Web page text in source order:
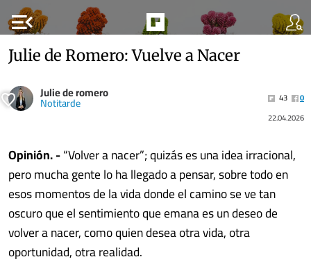
menu_open
Julie de Romero: Vuelve a Nacer
Julie de romero
Notitarde 43
0
22.04.2026
Opinión. -“Volver a nacer”; quizás es una idea irracional,
pero mucha gente lo ha llegado a pensar, sobre todo en
esos momentos de la vida donde el camino se ve tan
oscuro que el sentimiento que emana es un deseo de
volver a nacer, como quien desea otra vida, otra
oportunidad, otra realidad.